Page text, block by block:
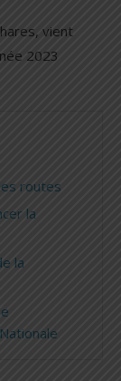
vient
2023
routes
la
la